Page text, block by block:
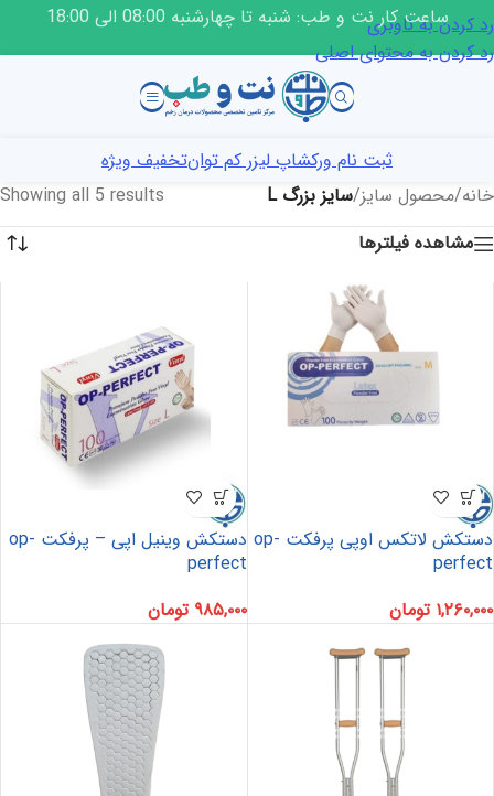
رد کردن به ناوبری
رد کردن به محتوای اصلی
ساعت کار نت و طب: شنبه تا چهارشنبه 08:00 الی 18:00
ثبت نام ورکشاپ لیزر کم توانتخفیف ویژه
خانه/محصول سایز/سایز بزرگ L
Showing all 5 results
مشاهده فیلترها
دستکش لاتکس اوپی پرفکت op-
perfect
۱,۲۶۰,۰۰۰ تومان
دستکش وینیل اپی – پرفکت op-
perfect
۹۸۵,۰۰۰ تومان